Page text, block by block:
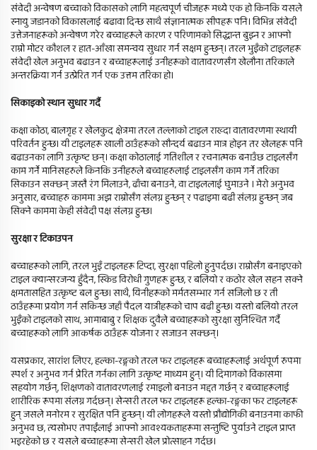
संवेदी अन्वेषण बच्चाको विकासको लागि महत्वपूर्ण चीजहरू मध्ये एक हो किनकि यसले
स्नायु जडानको विकासलाई बढावा दिन्छ साथै संज्ञानात्मक सीपहरू पनि। विभिन्न संवेदी
उत्तेजनाहरूको अन्वेषण गरेर बच्चाहरूले कारण र परिणामको सिद्धान्त बुझ्न र आफ्नो
राम्रो मोटर कौशल र हात-आँखा समन्वय सुधार गर्न सक्षम हुन्छन्। तरल भुइँको टाइलहरू
संवेदी खेल अनुभव बढाउन र बच्चाहरूलाई उनीहरूको वातावरणसँग खेलौना तरिकाले
अन्तरक्रिया गर्न उत्प्रेरित गर्न एक उत्तम तरिका हो।
सिकाइको स्थान सुधार गर्दै
कक्षा कोठा, बालगृह र खेलकुद क्षेत्रमा तरल तल्लाको टाइल राख्दा वातावरणमा स्थायी
परिवर्तन हुन्छ। यी टाइलहरू खाली ठाउँहरूको सौन्दर्य बढाउन मात्र होइन तर खेलहरू पनि
बढाउनका लागि उत्कृष्ट छन्। कक्षा कोठालाई गतिशील र रचनात्मक बनाउँछ टाइलसँग
काम गर्ने मानिसहरुले किनकि उनीहरुले बच्चाहरुलाई टाइलसँग काम गर्ने तरिका
सिकाउन सक्छन् जस्तै रंग मिलाउने, ढाँचा बनाउने, वा टाइललाई घुमाउने । मेरो अनुभव
अनुसार, बच्चाहरु काममा अझ राम्रोसँग संलग्न हुन्छन् र पढाइमा बढी संलग्न हुन्छन् जब
सिक्ने काममा केही संवेदी पक्ष संलग्न हुन्छ।
सुरक्षा र टिकाउपन
बच्चाहरूको लागि, तरल भुइँ टाइलहरू टिप्दा, सुरक्षा पहिलो हुनुपर्दछ। राम्रोसँग बनाइएको
टाइल क्यान्सरजन्य हुँदैन, स्किड विरोधी गुणहरू हुन्छ, र बलियो र कठोर खेल सहन सक्ने
क्षमतासहित उत्कृष्ट बल हुन्छ। साथै, यिनीहरूको मर्मतसम्भार गर्न सजिलो छ र ती
ठाउँहरूमा प्रयोग गर्न सकिन्छ जहाँ पैदल यात्रीहरूको चाप बढी हुन्छ। यस्तो बलियो तरल
भुइँको टाइलको साथ, आमाबाबु र शिक्षक दुवैले बच्चाहरूको सुरक्षा सुनिश्चित गर्दै
बच्चाहरूको लागि आकर्षक ठाउँहरू योजना र सजाउन सक्छन्।
यसप्रकार, सारांश लिएर, हल्का-रङ्गको तरल फर टाइलहरू बच्चाहरूलाई अर्थपूर्ण रुपमा
स्पर्श र अनुभव गर्न प्रेरित गर्नका लागि उत्कृष्ट माध्यम हुन्। यी दिमागको विकासमा
सहयोग गर्छन्, शिक्षणको वातावरणलाई रमाइलो बनाउन मद्दत गर्छन् र बच्चाहरूलाई
शारीरिक रूपमा संलग्न गर्दछन्। सेन्सरी तरल फर टाइलहरू हल्का-रङ्गका फर टाइलहरू
हुन् जसले मनोरम र सुरक्षित पनि हुन्छन्। यी लोगहरूले यस्तो प्रौद्योगिकी बनाउनमा काफी
अनुभव छ, त्यसोभए तपाईंलाई आफ्नो आवश्यकताहरूमा सन्तुष्टि पुर्याउने टाइल प्राप्त
भइरहेको छ र यसले बच्चाहरूमा सेन्सरी खेल प्रोत्साहन गर्दछ।